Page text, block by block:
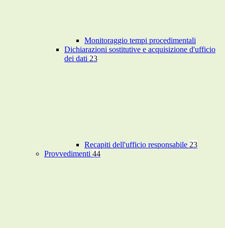
Monitoraggio tempi procedimentali
Dichiarazioni sostitutive e acquisizione d'ufficio
dei dati 23
Recapiti dell'ufficio responsabile 23
Provvedimenti 44